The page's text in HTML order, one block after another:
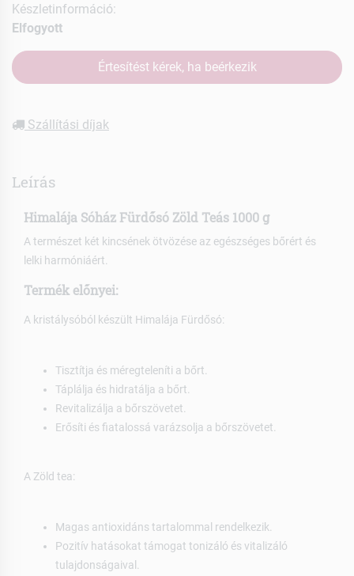
Készletinformáció:
Elfogyott
Értesítést kérek, ha beérkezik
Szállítási díjak
Leírás
Himalája Sóház Fürdősó Zöld Teás 1000 g
A természet két kincsének ötvözése az egészséges bőrért és
lelki harmóniáért.
Termék előnyei:
A kristálysóból készült Himalája Fürdősó:
Tisztítja és méregteleníti a bőrt.
Táplálja és hidratálja a bőrt.
Revitalizálja a bőrszövetet.
Erősíti és fiatalossá varázsolja a bőrszövetet.
A Zöld tea:
Magas antioxidáns tartalommal rendelkezik.
Pozitív hatásokat támogat tonizáló és vitalizáló
tulajdonságaival.